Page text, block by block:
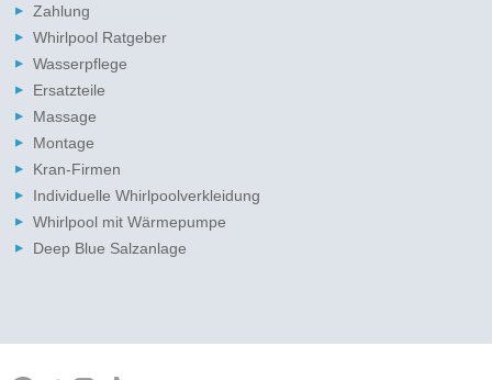
Zahlung
Whirlpool Ratgeber
Wasserpflege
Ersatzteile
Massage
Montage
Kran-Firmen
Individuelle Whirlpoolverkleidung
Whirlpool mit Wärmepumpe
Deep Blue Salzanlage